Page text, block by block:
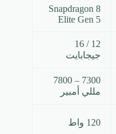
Snapdragon 8
Elite Gen 5
12 / 16
جيجابايت
7300 – 7800
مللي أمبير
120 واط